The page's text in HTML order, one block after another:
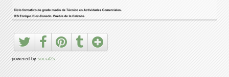
powered bysocial2s